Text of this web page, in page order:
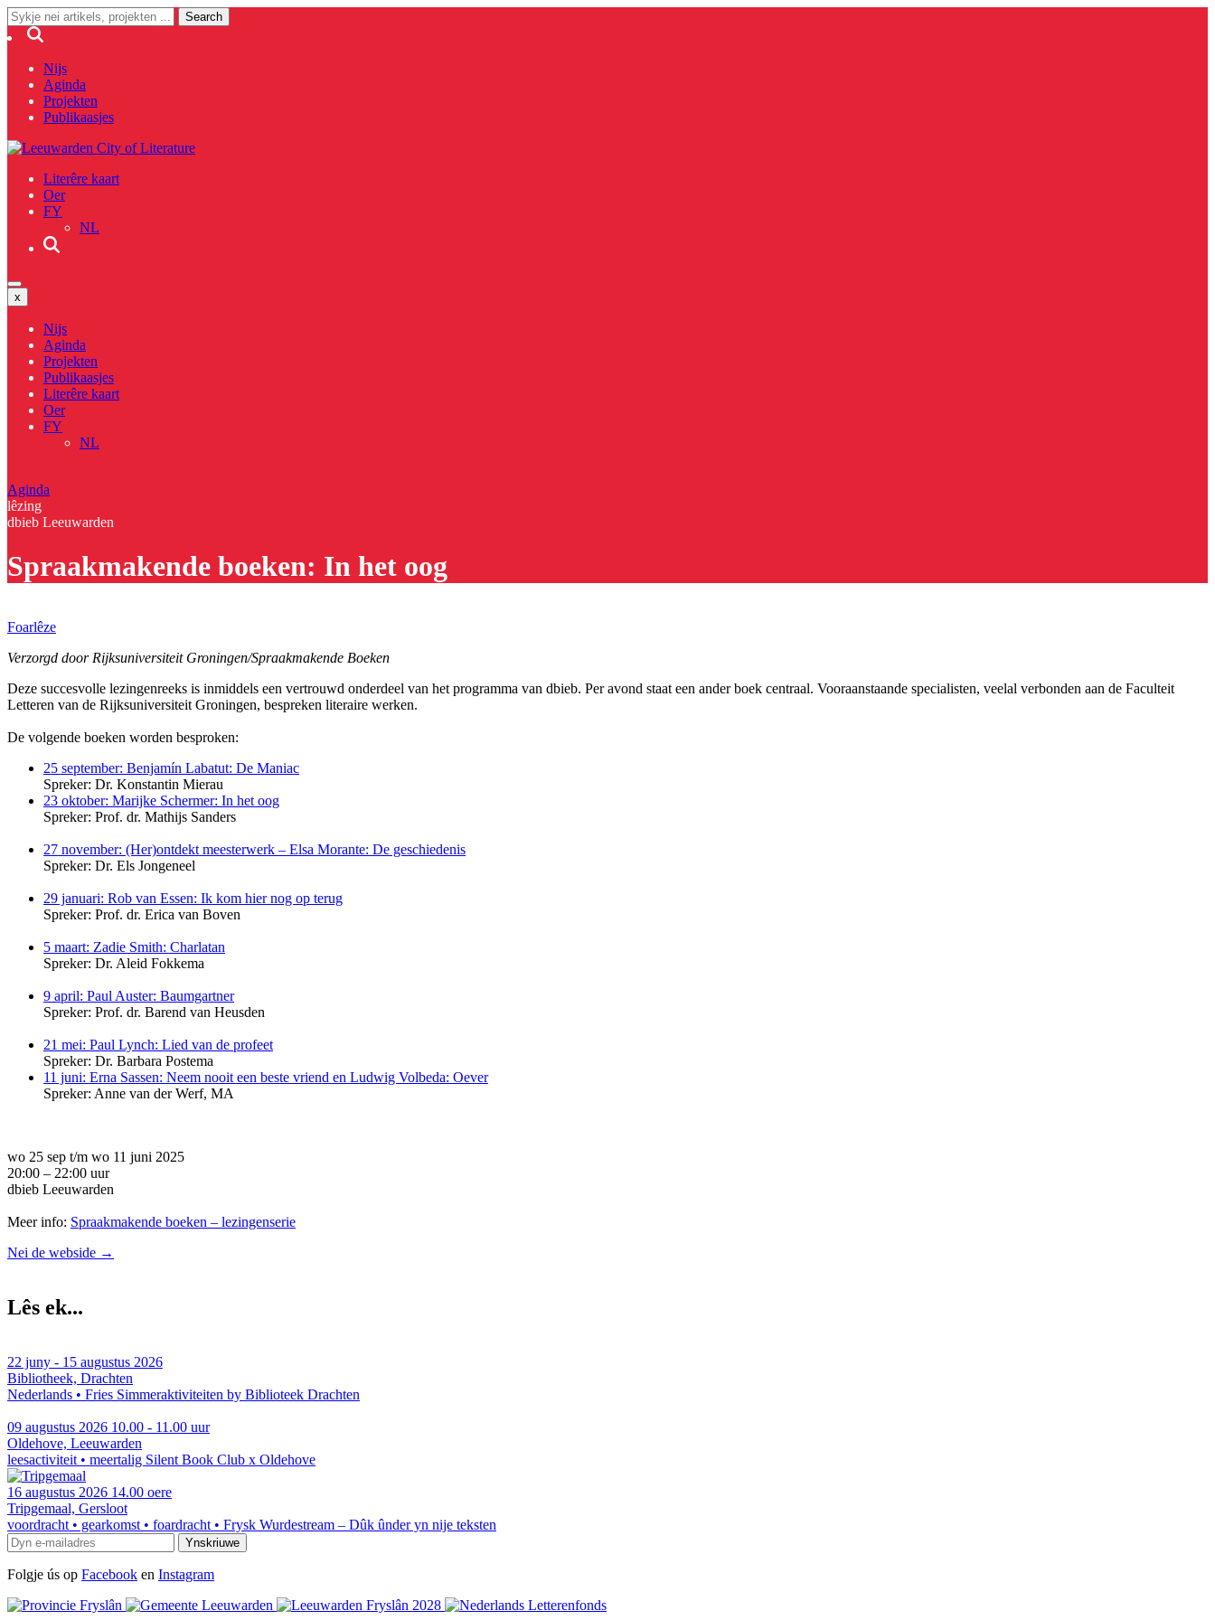
Nijs
Aginda
Projekten
Publikaasjes
Literêre kaart
Oer
FY
NL
x
Nijs
Aginda
Projekten
Publikaasjes
Literêre kaart
Oer
FY
NL
Aginda
lêzing
dbieb Leeuwarden
Spraakmakende boeken: In het oog
Foarlêze
Verzorgd door Rijksuniversiteit Groningen/Spraakmakende Boeken
Deze succesvolle lezingenreeks is inmiddels een vertrouwd onderdeel van het programma van dbieb. Per avond staat een ander boek centraal. Vooraanstaande specialisten, veelal verbonden aan de Faculteit
Letteren van de Rijksuniversiteit Groningen, bespreken literaire werken.
De volgende boeken worden besproken:
25 september: Benjamín Labatut: De Maniac
Spreker: Dr. Konstantin Mierau
23 oktober: Marijke Schermer: In het oog
Spreker: Prof. dr. Mathijs Sanders
27 november: (Her)ontdekt meesterwerk – Elsa Morante: De geschiedenis
Spreker: Dr. Els Jongeneel
29 januari: Rob van Essen: Ik kom hier nog op terug
Spreker: Prof. dr. Erica van Boven
5 maart: Zadie Smith: Charlatan
Spreker: Dr. Aleid Fokkema
9 april: Paul Auster: Baumgartner
Spreker: Prof. dr. Barend van Heusden
21 mei: Paul Lynch: Lied van de profeet
Spreker: Dr. Barbara Postema
11 juni: Erna Sassen: Neem nooit een beste vriend en Ludwig Volbeda: Oever
Spreker: Anne van der Werf, MA
wo 25 sep t/m wo 11 juni 2025
20:00 – 22:00 uur
dbieb Leeuwarden
Meer info: Spraakmakende boeken – lezingenserie
Nei de webside →
Lês ek...
22 juny - 15 augustus 2026
Bibliotheek, Drachten
Nederlands • Fries Simmeraktiviteiten by Biblioteek Drachten
09 augustus 2026 10.00 - 11.00 uur
Oldehove, Leeuwarden
leesactiviteit • meertalig Silent Book Club x Oldehove
16 augustus 2026 14.00 oere
Tripgemaal, Gersloot
voordracht • gearkomst • foardracht • Frysk Wurdestream – Dûk ûnder yn nije teksten
Folgje ús op Facebook en Instagram